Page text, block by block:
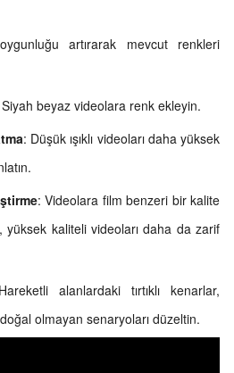
artırarak mevcut renkleri
beyaz videolara renk ekleyin.
: Düşük ışıklı videoları daha yüksek
: Videolara film benzeri bir kalite
kaliteli videoları daha da zarif
alanlardaki tırtıklı kenarlar,
olmayan senaryoları düzeltin.